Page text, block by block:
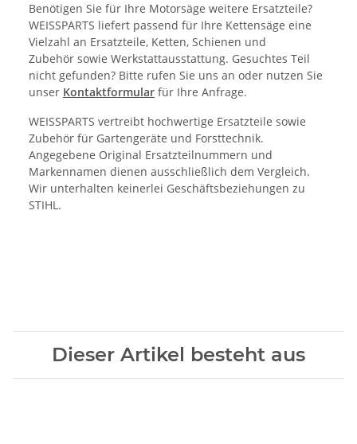
Benötigen Sie für Ihre Motorsäge weitere Ersatzteile?
WEISSPARTS liefert passend für Ihre Kettensäge eine
Vielzahl an Ersatzteile, Ketten, Schienen und
Zubehör sowie Werkstattausstattung. Gesuchtes Teil
nicht gefunden? Bitte rufen Sie uns an oder nutzen Sie
unser Kontaktformular für Ihre Anfrage.
WEISSPARTS vertreibt hochwertige Ersatzteile sowie
Zubehör für Gartengeräte und Forsttechnik.
Angegebene Original Ersatzteilnummern und
Markennamen dienen ausschließlich dem Vergleich.
Wir unterhalten keinerlei Geschäftsbeziehungen zu
STIHL.
Dieser Artikel besteht aus